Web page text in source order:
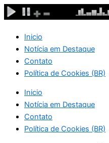
Ir
para
conteúdo
Inicio
Notícia em Destaque
Contato
Política de Cookies (BR)
Inicio
Notícia em Destaque
Contato
Política de Cookies (BR)